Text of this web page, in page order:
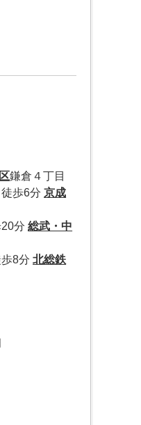
鎌倉４丁目
徒歩6分京成
20分総武・中
歩8分北総鉄